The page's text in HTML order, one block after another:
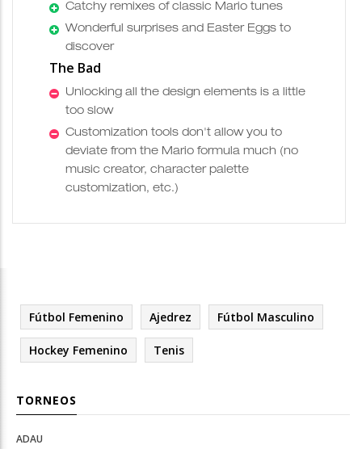
Catchy remixes of classic Mario tunes
Wonderful surprises and Easter Eggs to
discover
The Bad
Unlocking all the design elements is a little
too slow
Customization tools don't allow you to
deviate from the Mario formula much (no
music creator, character palette
customization, etc.)
Fútbol Femenino Ajedrez Fútbol Masculino
Hockey Femenino Tenis
TORNEOS
Open
Open
ADAU